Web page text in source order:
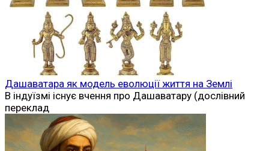
Дашаватара як модель еволюції життя на Землі
В індуїзмі існує вчення про Дашаватару (дослівний
переклад